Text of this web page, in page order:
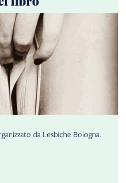
da Lesbiche Bologna.